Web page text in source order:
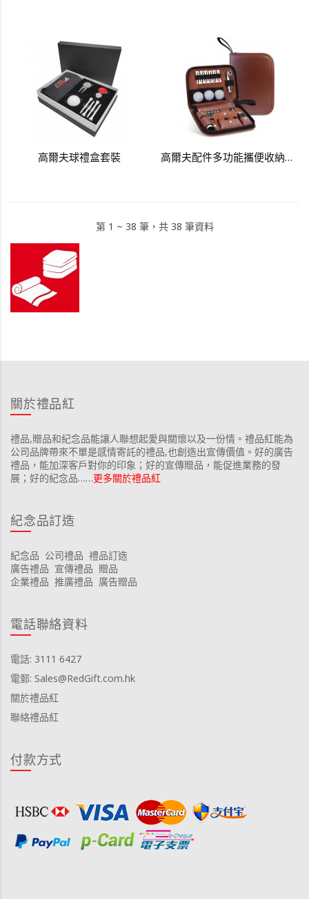
高爾夫球禮盒套裝 高爾夫配件多功能攜便收納仿皮革包
第 1 ~ 38 筆，共 38 筆資料
關於禮品紅
禮品,贈品和紀念品能讓人聯想起愛與關懷以及一份情。禮品紅能為
公司品牌帶來不單是感情寄託的禮品,也創造出宣傳價值。好的廣告
禮品，能加深客戶對你的印象；好的宣傳贈品，能促進業務的發
展；好的紀念品……更多關於禮品紅
紀念品訂造
紀念品 公司禮品 禮品訂造
廣告禮品 宣傳禮品 贈品
企業禮品 推廣禮品 廣告贈品
電話聯絡資料
電話: 3111 6427
電郵: Sales@RedGift.com.hk
關於禮品紅
聯絡禮品紅
付款方式